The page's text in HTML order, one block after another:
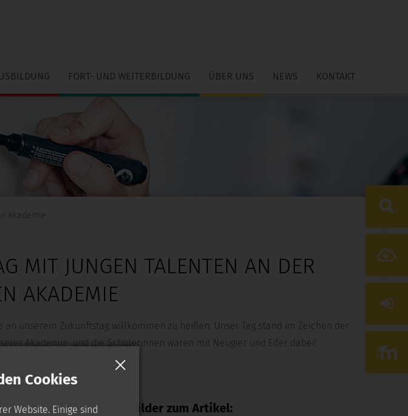
FORT- UND WEITERBILDUNG ÜBER UNS NEWS KONTAKT
Akademie
MIT JUNGEN TALENTEN AN DER
AKADEMIE
unserem Zukunftstag willkommen zu heißen. Unser Tag stand im Zeichen der
Akademie, und die Schülerinnen waren mit Neugier und Eifer dabei!
und Karrierewege,
Bilder zum Artikel:
Cookies
Website. Einige sind